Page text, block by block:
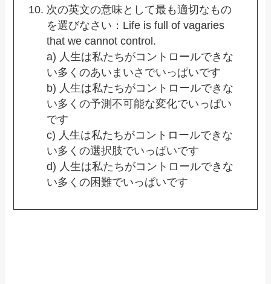
次の英文の意味として最も適切なもの
を選びなさい：Life is full of vagaries
that we cannot control.
a) 人生は私たちがコントロールできな
い多くのあいまいさでいっぱいです
b) 人生は私たちがコントロールできな
い多くの予測不可能な変化でいっぱい
です
c) 人生は私たちがコントロールできな
い多くの選択肢でいっぱいです
d) 人生は私たちがコントロールできな
い多くの困難でいっぱいです